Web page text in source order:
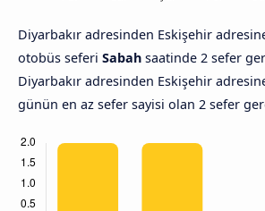
Diyarbakır adresinden Eskişehir
otobüs seferi Sabah saatinde 2 sefer
Diyarbakır adresinden Eskişehir
günün en az sefer sayisi olan 2 sefer